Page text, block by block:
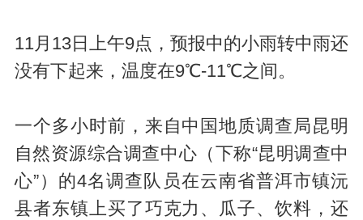
11月13日上午9点，预报中的小雨转中雨还
没有下起来，温度在9℃-11℃之间。
一个多小时前，来自中国地质调查局昆明
自然资源综合调查中心（下称“昆明调查中
心”）的4名调查队员在云南省普洱市镇沅
县者东镇上买了巧克力、瓜子、饮料，还